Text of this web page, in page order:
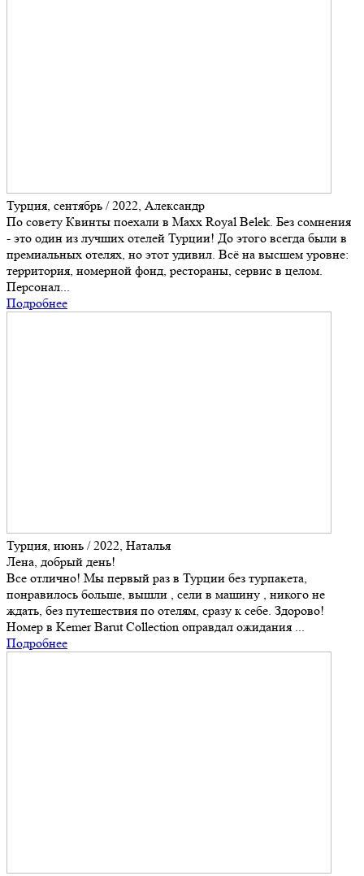
Турция, сентябрь / 2022, Александр
По совету Квинты поехали в Maxx Royal Belek. Без сомнения
- это один из лучших отелей Турции! До этого всегда были в
премиальных отелях, но этот удивил. Всё на высшем уровне:
территория, номерной фонд, рестораны, сервис в целом.
Персонал...
Подробнее
Турция, июнь / 2022, Наталья
Лена, добрый день!
Все отлично! Мы первый раз в Турции без турпакета,
понравилось больше, вышли , сели в машину , никого не
ждать, без путешествия по отелям, сразу к себе. Здорово!
Номер в Kemer Barut Collection оправдал ожидания ...
Подробнее